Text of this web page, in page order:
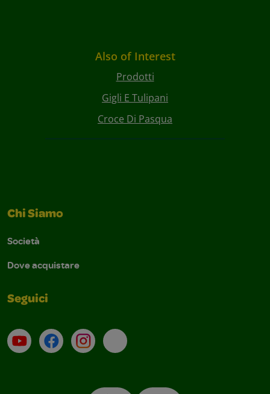
Also of Interest
Prodotti
Gigli E Tulipani
Croce Di Pasqua
Chi Siamo
Società
Dove acquistare
Seguici
Su YouTube
ContattiProfilo Instagram
Email